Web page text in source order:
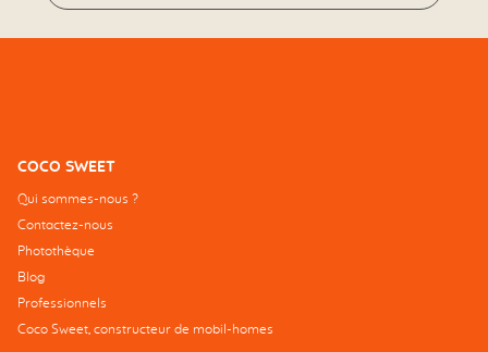
COCO SWEET
Qui sommes-nous ?
Contactez-nous
Photothèque
Blog
Professionnels
Coco Sweet, constructeur de mobil-homes